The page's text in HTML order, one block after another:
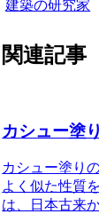
建築の研究家
関連記事
カシュー塗
カシュー塗り
よく似た性質
は、日本古来